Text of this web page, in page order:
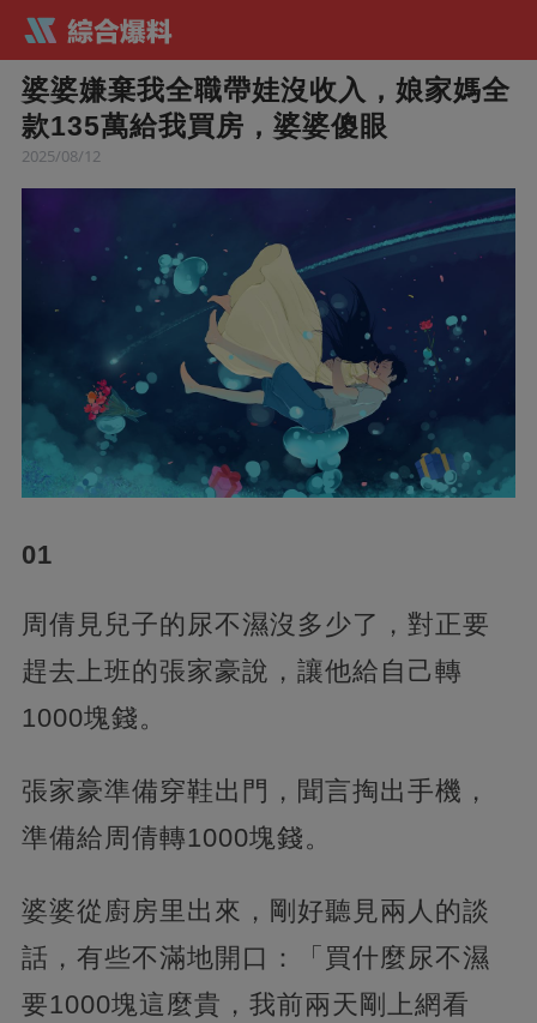
婆婆嫌棄我全職帶娃沒收入，娘家媽全
款135萬給我買房，婆婆傻眼
2025/08/12
01
周倩見兒子的尿不濕沒多少了，對正要
趕去上班的張家豪說，讓他給自己轉
1000塊錢。
張家豪準備穿鞋出門，聞言掏出手機，
準備給周倩轉1000塊錢。
婆婆從廚房里出來，剛好聽見兩人的談
話，有些不滿地開口：「買什麼尿不濕
要1000塊這麼貴，我前兩天剛上網看